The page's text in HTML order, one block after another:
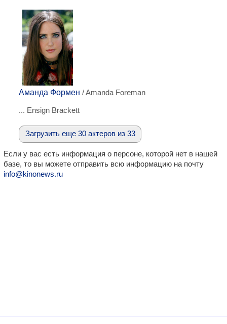
Аманда Формен / Amanda Foreman
... Ensign Brackett
Загрузить еще 30 актеров из 33
Если у вас есть информация о персоне, которой нет в нашей
базе, то вы можете отправить всю информацию на почту
info@kinonews.ru